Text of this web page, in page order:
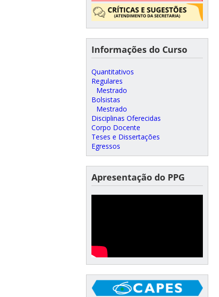
Informações do Curso
Quantitativos
Regulares
Mestrado
Bolsistas
Mestrado
Disciplinas Oferecidas
Corpo Docente
Teses e Dissertações
Egressos
Apresentação do PPG